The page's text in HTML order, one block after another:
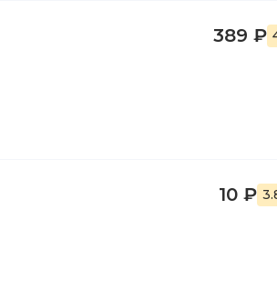
389 ₽
10 ₽